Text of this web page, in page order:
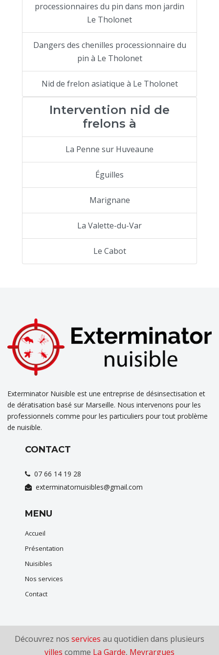
processionnaires du pin dans mon jardin
Le Tholonet
Dangers des chenilles processionnaire du
pin à Le Tholonet
Nid de frelon asiatique à Le Tholonet
Intervention nid de
frelons à
La Penne sur Huveaune
Éguilles
Marignane
La Valette-du-Var
Le Cabot
Exterminator Nuisible est une entreprise de désinsectisation et
de dératisation basé sur Marseille. Nous intervenons pour les
professionnels comme pour les particuliers pour tout problème
de nuisible.
CONTACT
07 66 14 19 28
exterminatornuisibles@gmail.com
MENU
Accueil
Présentation
Nuisibles
Nos services
Contact
Découvrez nos services au quotidien dans plusieurs
villes comme La Garde, Meyrargues